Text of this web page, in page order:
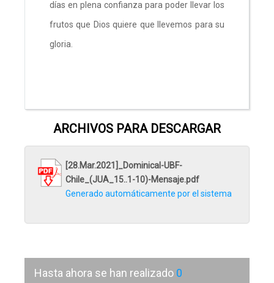
días en plena confianza para poder llevar los
frutos que Dios quiere que llevemos para su
gloria.
ARCHIVOS PARA DESCARGAR
[28.Mar.2021]_Dominical-UBF-
Chile_(JUA_15..1-10)-Mensaje.pdf
Generado automáticamente por el sistema
Hasta ahora se han realizado 0